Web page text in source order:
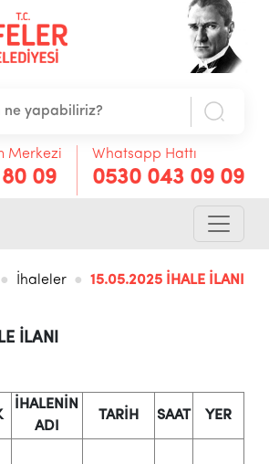
Merkezi
09
Whatsapp Hattı
0530 043 09 09
İhaleler 15.05.2025 İHALE İLANI
İLANI
İHALENİN
ADI
TARİH SAAT YER